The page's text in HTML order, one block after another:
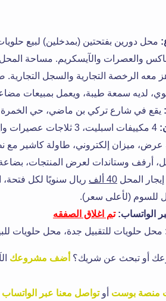
محل دورين بفتحتين (بمدخلين) لبيع
معه الرخصة التجارية والسجل
لديه سمعة طيبة، ويعمل بمبيعات
يقع في شارع تركي بن ماضي، حي الخمرة
4 مكييفات اسبليت، 3
ميزان إلكتروني، طاولة كاشير مع
أرفف وستاندات لعرض المنتجات،
إيجار المحل 40 ألف ريال سنويًا لكل فتحة،
للسوم (لأعلى سعر).
الواتساب: تم اغلاق الصفقه
محل حلويات للتقبيل جدة، محل حلويات
أو تبحث عن شريك؟ أضف مشروعك
منصة بوست أو تواصل معنا عبر الواتساب